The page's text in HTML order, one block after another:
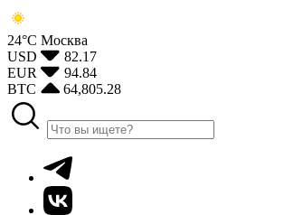
24°С Москва
USD
82.17
EUR
94.84
BTC
64,805.28